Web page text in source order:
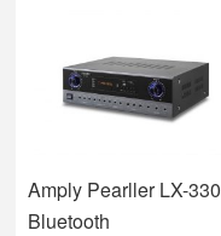
Amply Pearller LX-330
Bluetooth